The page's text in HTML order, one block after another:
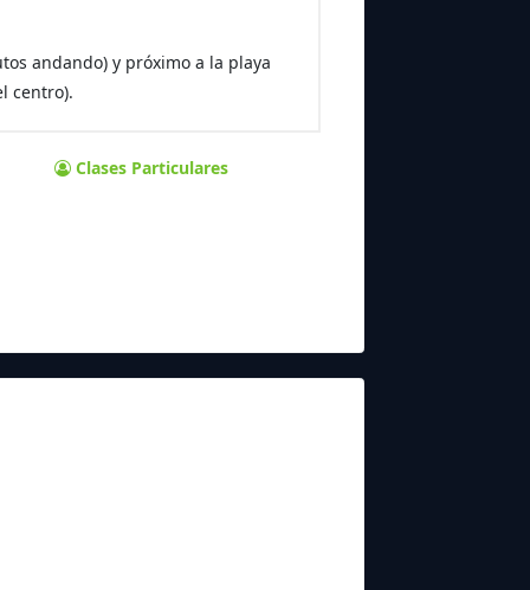
andando) y próximo a la playa
centro).
Clases Particulares